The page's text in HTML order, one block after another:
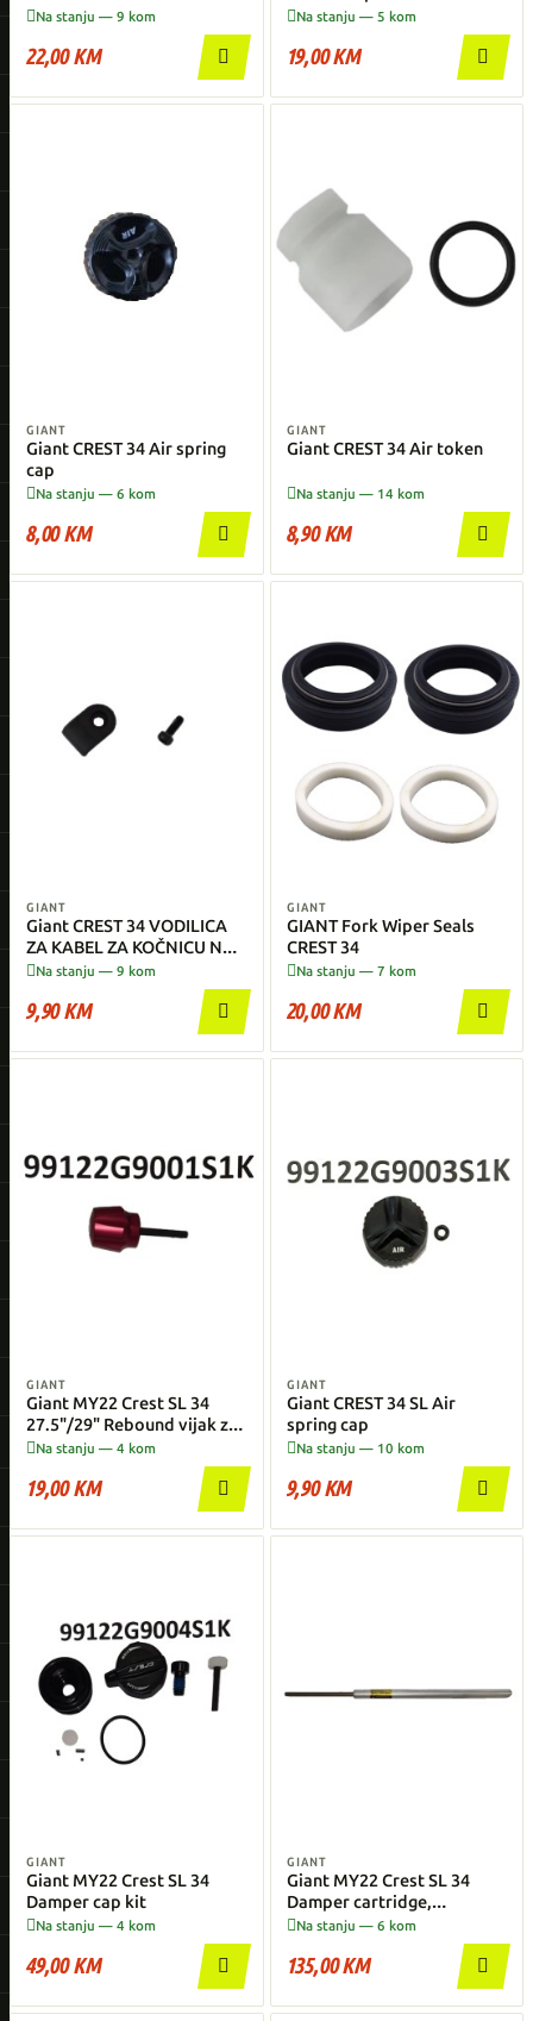
Na stanju — 9 kom
22,00 KM 
Na stanju — 5 kom
19,00 KM 
GIANT
Giant CREST 34 Air spring
cap
Na stanju — 6 kom
8,00 KM 
GIANT
Giant CREST 34 Air token
Na stanju — 14 kom
8,90 KM 
GIANT
Giant CREST 34 VODILICA
ZA KABEL ZA KOČNICU NA
VILU
Na stanju — 9 kom
9,90 KM 
GIANT
GIANT Fork Wiper Seals
CREST 34
Na stanju — 7 kom
20,00 KM 
GIANT
Giant MY22 Crest SL 34
27.5"/29" Rebound vijak za
podešavanje
Na stanju — 4 kom
19,00 KM 
GIANT
Giant CREST 34 SL Air
spring cap
Na stanju — 10 kom
9,90 KM 
GIANT
Giant MY22 Crest SL 34
Damper cap kit
Na stanju — 4 kom
49,00 KM 
GIANT
Giant MY22 Crest SL 34
Damper cartridge,
99122G9005S1K
Na stanju — 6 kom
135,00 KM 